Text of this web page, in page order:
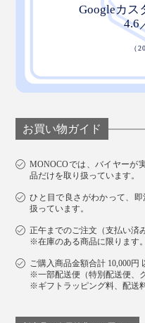
お買い物ガイド
MONOCOでは、バイヤーが
品だけを取り扱っています。
ひと目で良さがわかって、即
扱っています。
正午までのご注文（支払い済
※在庫のある商品に限ります。
ご購入商品金額合計 10,000円
※一部配送便（特別配送便、
※ギフトラッピング料、配送